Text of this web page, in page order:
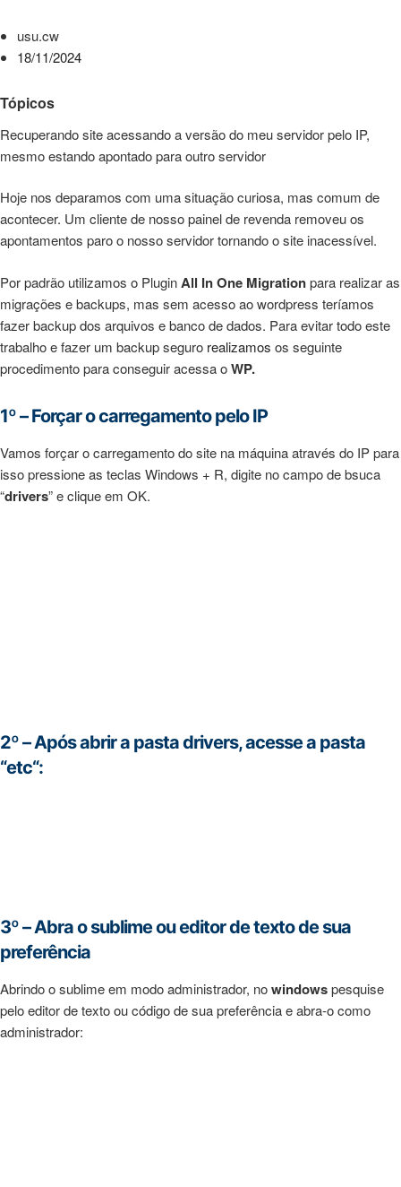
usu.cw
18/11/2024
Tópicos
Recuperando site acessando a versão do meu servidor pelo IP,
mesmo estando apontado para outro servidor
Hoje nos deparamos com uma situação curiosa, mas comum de
acontecer. Um cliente de nosso painel de revenda removeu os
apontamentos paro o nosso servidor tornando o site inacessível.
Por padrão utilizamos o PluginAll In One Migrationpara realizar as
migrações e backups, mas sem acesso ao wordpress teríamos
fazer backup dos arquivos e banco de dados. Para evitar todo este
trabalho e fazer um backup seguro realizamos os seguinte
procedimento para conseguir acessa oWP.
1º – Forçar o carregamento pelo IP
Vamos forçar o carregamento do site na máquina através do IP para
isso pressione as teclas Windows + R, digite no campo de bsuca
“drivers” e clique em OK.
2º – Após abrir a pasta drivers, acesse a pasta
“etc“:
3º – Abra o sublime ou editor de texto de sua
preferência
Abrindo o sublime em modo administrador, nowindowspesquise
pelo editor de texto ou código de sua preferência e abra-o como
administrador: